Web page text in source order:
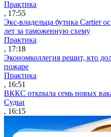
Практика
, 17:55
Экс-владельца бутика Cartier
лет за таможенную схему
Практика
, 17:18
Экономколлегия решит, кто
пожаре
Практика
, 16:51
ВККС открыла семь новых
Судьи
, 16:15